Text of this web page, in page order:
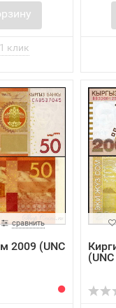
сравнить
2009 (UNC